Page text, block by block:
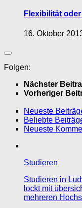
Flexibilität
16. Oktober
Folgen:
Nächster
Vorheriger
Neueste
Beliebte
Neueste
Studieren
Studieren in
lockt mit
mehreren